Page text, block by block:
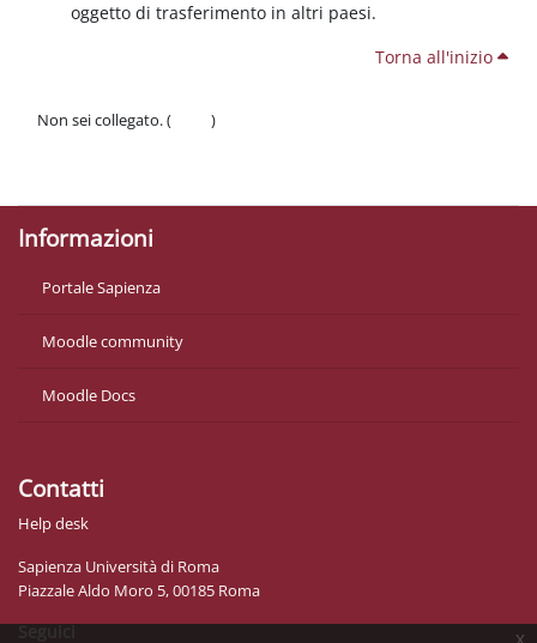
x
oggetto di trasferimento in altri paesi.
Torna all'inizio
Non sei collegato. (
)
Informazioni
Portale Sapienza
Moodle community
Moodle Docs
Contatti
Help desk
Sapienza Università di Roma
Piazzale Aldo Moro 5, 00185 Roma
Seguici